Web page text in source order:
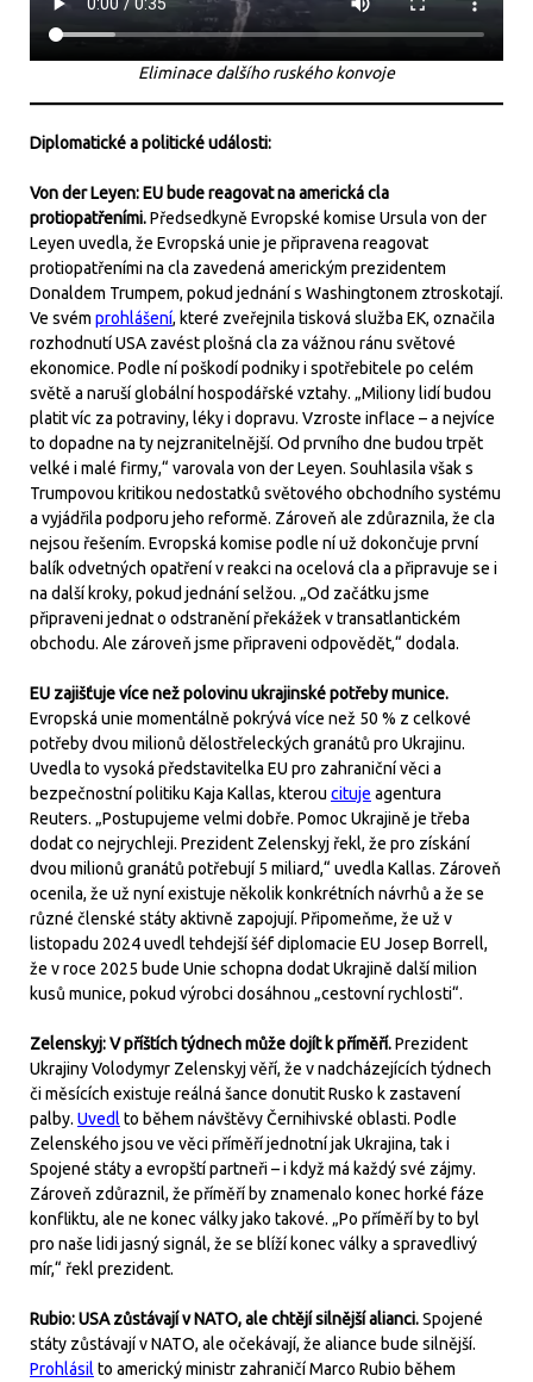
Eliminace dalšího ruského konvoje
Diplomatické a politické události:
Von der Leyen: EU bude reagovat na americká cla
protiopatřeními.Předsedkyně Evropské komise Ursula von der
Leyen uvedla, že Evropská unie je připravena reagovat
protiopatřeními na cla zavedená americkým prezidentem
Donaldem Trumpem, pokud jednání s Washingtonem ztroskotají.
Ve svém prohlášení, které zveřejnila tisková služba EK, označila
rozhodnutí USA zavést plošná cla za vážnou ránu světové
ekonomice. Podle ní poškodí podniky i spotřebitele po celém
světě a naruší globální hospodářské vztahy. „Miliony lidí budou
platit víc za potraviny, léky i dopravu. Vzroste inflace – a nejvíce
to dopadne na ty nejzranitelnější. Od prvního dne budou trpět
velké i malé firmy,“ varovala von der Leyen. Souhlasila však s
Trumpovou kritikou nedostatků světového obchodního systému
a vyjádřila podporu jeho reformě. Zároveň ale zdůraznila, že cla
nejsou řešením. Evropská komise podle ní už dokončuje první
balík odvetných opatření v reakci na ocelová cla a připravuje se i
na další kroky, pokud jednání selžou. „Od začátku jsme
připraveni jednat o odstranění překážek v transatlantickém
obchodu. Ale zároveň jsme připraveni odpovědět,“ dodala.
EU zajišťuje více než polovinu ukrajinské potřeby munice.
Evropská unie momentálně pokrývá více než 50 % z celkové
potřeby dvou milionů dělostřeleckých granátů pro Ukrajinu.
Uvedla to vysoká představitelka EU pro zahraniční věci a
bezpečnostní politiku Kaja Kallas, kterou cituje agentura
Reuters. „Postupujeme velmi dobře. Pomoc Ukrajině je třeba
dodat co nejrychleji. Prezident Zelenskyj řekl, že pro získání
dvou milionů granátů potřebují 5 miliard,“ uvedla Kallas. Zároveň
ocenila, že už nyní existuje několik konkrétních návrhů a že se
různé členské státy aktivně zapojují. Připomeňme, že už v
listopadu 2024 uvedl tehdejší šéf diplomacie EU Josep Borrell,
že v roce 2025 bude Unie schopna dodat Ukrajině další milion
kusů munice, pokud výrobci dosáhnou „cestovní rychlosti“.
Zelenskyj: V příštích týdnech může dojít k příměří.Prezident
Ukrajiny Volodymyr Zelenskyj věří, že v nadcházejících týdnech
či měsících existuje reálná šance donutit Rusko k zastavení
palby. Uvedl to během návštěvy Černihivské oblasti. Podle
Zelenského jsou ve věci příměří jednotní jak Ukrajina, tak i
Spojené státy a evropští partneři – i když má každý své zájmy.
Zároveň zdůraznil, že příměří by znamenalo konec horké fáze
konfliktu, ale ne konec války jako takové. „Po příměří by to byl
pro naše lidi jasný signál, že se blíží konec války a spravedlivý
mír,“ řekl prezident.
Rubio: USA zůstávají v NATO, ale chtějí silnější alianci.Spojené
státy zůstávají v NATO, ale očekávají, že aliance bude silnější.
Prohlásil to americký ministr zahraničí Marco Rubio během